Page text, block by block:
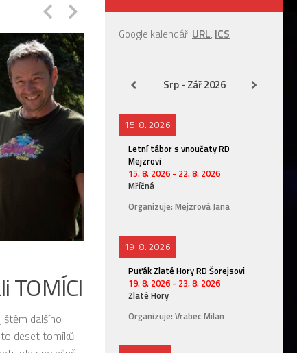
TOMÍCI
dalšího
deset tomíků
ČLÁNKY SKUPIN/KAŠTANI/VYSOKOHORSKÁ
Kaštani vyrazili na
Naši nejmladší puťáci vyrazili na konci
Google kalendář: URL, ICS
Srp - Zář 2026
15. 8. 2026
Letní tábor s vnoučaty RD
Mejzrovi
15. 8. 2026 - 22. 8. 2026
Mříčná
Organizuje: Mejzrová Jana
19. 8. 2026
Puťák Zlaté Hory RD Šorejsovi
19. 8. 2026 - 23. 8. 2026
Zlaté Hory
Organizuje: Vrabec Milan